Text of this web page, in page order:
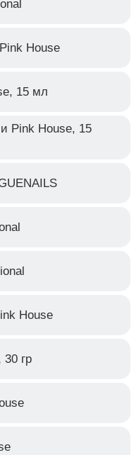
House
15 мл
Pink House, 15
House
30 гр